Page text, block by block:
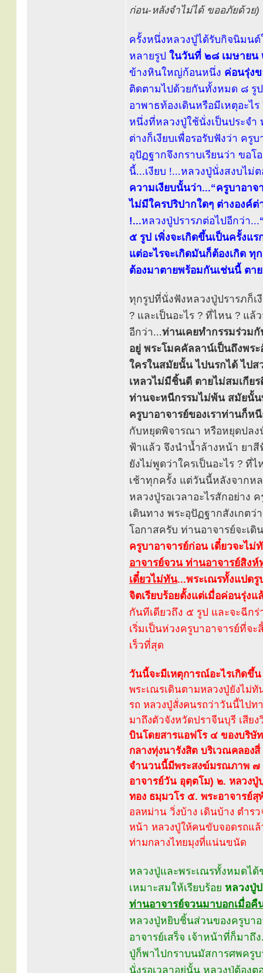
ก่อน-หลังจำไม่ได้ ขออภัยด้วย)
ครั้งหนึ่งหลวงปู่ได้รับกิจนิมน
หลายรูป ในวันที่ ๒๘ เมษาย
ข้างหินใหญ่ก้อนหนึ่ง ค่อนรุ่ง
ติดตามไปด้วยกันทั้งหมด ๘ รู
อาพาธท้องเดินหรือมีเหตุอะไ
หนึ่งที่หลวงปู่ใช้นั่งเป็นประจำ
ต่างก็เงียบเพื่อรอรับฟังว่า ครู
อุปัฏฐากจึงกราบเรียนว่า ขอ
นี้...เงียบ !...หลวงปู่นั่งสงบไม่
ความเงียบนั้นว่า...“ครูบาอา
ไม่มีใครปริปากใดๆ ต่างองค์ต่
!...หลวงปู่ปรารภต่อไปอีกว่า...
๕ รูป เพิ่งจะเกิดขึ้นเป็นครั้งแ
แต่อะไรจะเกิดมันก็ต้องเกิด
ต้องมาตายพร้อมกันเช่นนี้ ตา
ทุกรูปที่นั่งฟังหลวงปู่ปรารภก็เ
? และเป็นอะไร ? ที่ไหน ? แ
อีกว่า...ท่านเคยทำกรรมร่วม
อยู่ พระโมคคัลลาน์เป็นถึงพร
ใครในสมัยนั้น ไปนรกได้ ไป
เหลวไม่มีชิ้นดี ตายไม่สมเกีย
ท่านจะหนีกรรมไม่พ้น สมัยนั้น
ครูบาอาจารย์ของเราท่านก็ห
กับหยุดพิจารณา หรือหยุดปลง
ฟ้าแล้ว จึงนำน้ำล้างหน้า ยา
ยังไม่พูดว่าใครเป็นอะไร ? ที่
เช้าทุกครั้ง แต่วันนี้หลังจากห
หลวงปู่รอเวลาอะไรสักอย่าง
เดินทาง พระอุปัฏฐากสังเกตว่
โอกาสครับ ท่านอาจารย์จะเ
ครูบาอาจารย์ก่อน เดี๋ยวจะไม่
อาจารย์จวน ท่านอาจารย์สิง
เดี๋ยวไม่ทัน...พระเณรทั้งแปดรู
จิตเรียบร้อยตั้งแต่เมื่อค่อนรุ่งแ
กันทีเดียวถึง ๕ รูป และจะฉีก
เริ่มเป็นห่วงครูบาอาจารย์ที่จ
เร็วที่สุด
วันนี้จะมีเหตุการณ์อะไรเกิดขึ้
พระเณรเดินตามหลวงปู่ยังไม่
รถ หลวงปู่สั่งคนรถว่าวันนี้ไปท
มาถึงตัวจังหวัดปราจีนบุรี เสี
บินโดยสารแอฟโร ๔ ของบริษั
กลางทุ่งนารังสิต บริเวณคลอง
จำนวนนี้มีพระสงฆ์มรณภาพ ๗
อาจารย์วัน อุตฺตโม) ๒. หลวงปู่
ทอง ธมฺมวโร ๕. พระอาจารย์
อลหม่าน วิ่งบ้าง เดินบ้าง ตำร
หน้า หลวงปู่ให้คนขับจอดรถแล้
ท่ามกลางไทยมุงที่แน่นขนัด
หลวงปู่และพระเณรทั้งหมดได้
เหมาะสมให้เรียบร้อย หลวงปู่
ท่านอาจารย์จวนมาบอกเมื่อ
หลวงปู่หยิบชิ้นส่วนของครูบา
อาจารย์เสร็จ เจ้าหน้าที่ก็มาถึ
ปู่ก็พาไปกราบนมัสการศพครู
นั่งรอเวลาอยู่นั้น หลวงปู่ต้อง